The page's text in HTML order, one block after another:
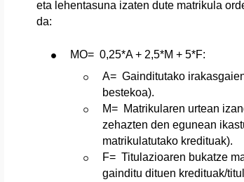
eta lehentasuna izaten dute matrikula
da:
MO= 0,25*A + 2,5*M + 5*F:
A= Gainditutako
bestekoa).
M= Matrikularen urtean
zehazten den egunean
matrikulatutako kredituak).
F= Titulazioaren bukatze
gainditu dituen kredituak/